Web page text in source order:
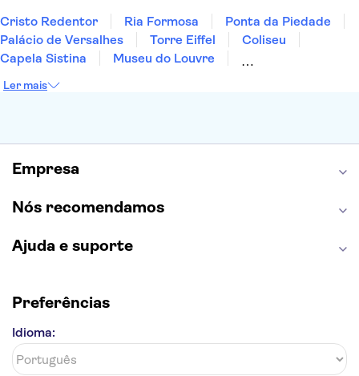
Cristo Redentor Ria Formosa
Ponta da Piedade
Palácio de Versalhes
Torre Eiffel
Coliseu
Capela Sistina
Museu do Louvre
Torre de Belém
Ler mais
Empresa
Nós recomendamos
Ajuda e suporte
Preferências
Idioma: